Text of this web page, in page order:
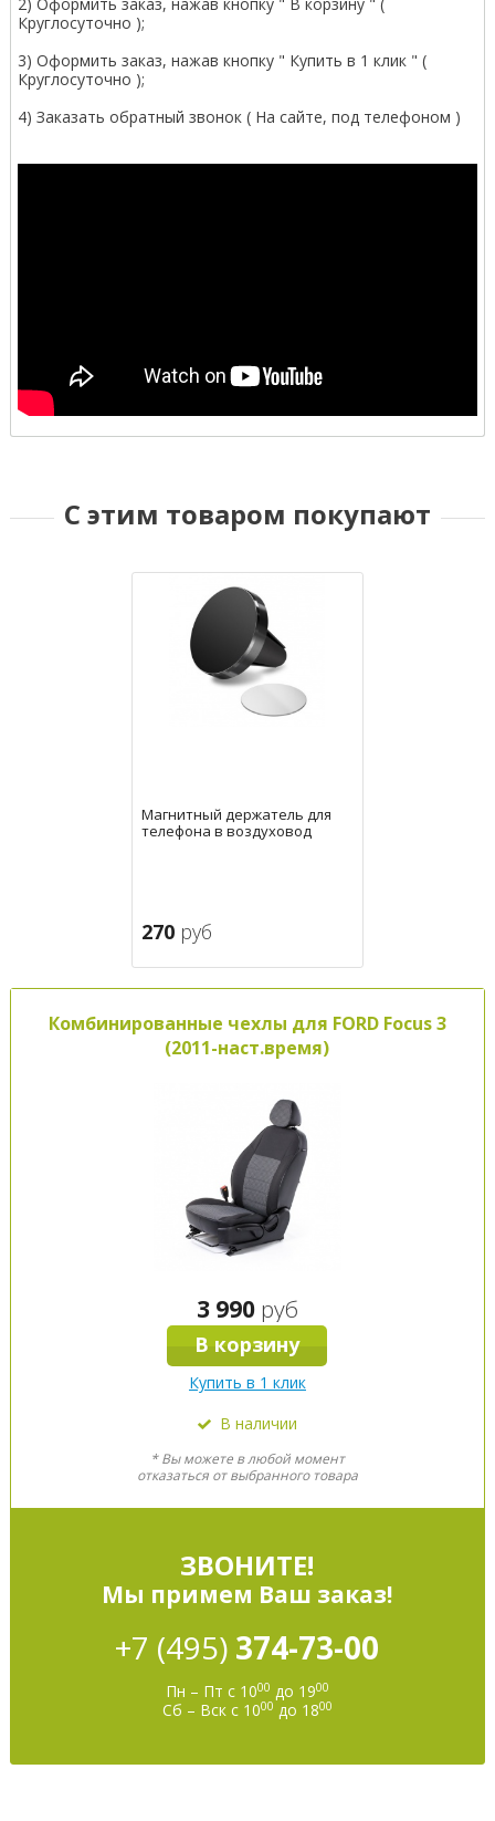
Круглосуточно );
3) Оформить заказ, нажав кнопку " Купить в 1 клик " (
Круглосуточно );
4) Заказать обратный звонок ( На сайте, под телефоном )
С этим товаром покупают
Магнитный держатель для
телефона в воздуховод
270 руб
Комбинированные чехлы для FORD Focus 3
(2011-наст.время)
3 990 руб
В корзину
Купить в 1 клик
В наличии
* Вы можете в любой момент
отказаться от выбранного товара
ЗВОНИТЕ!
Мы примем Ваш заказ!
+7 (495) 374-73-00
Пн – Пт с 1000 до 1900
Сб – Вск с 1000 до 1800